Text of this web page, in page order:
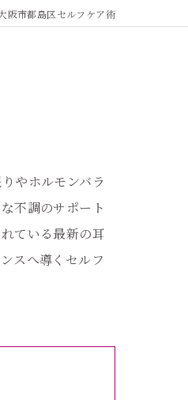
阪市都島区セルフケア術
やホルモンバラ
不調のサポート
ている最新の耳
スへ導くセルフ